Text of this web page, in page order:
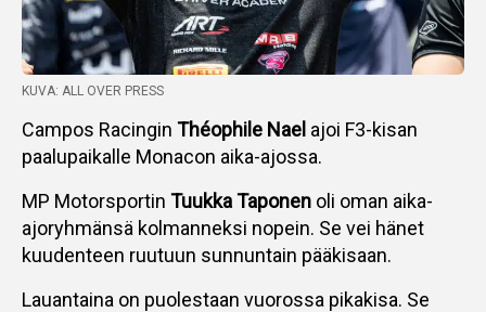
KUVA: ALL OVER PRESS
Campos Racingin Théophile Nael ajoi F3-kisan
paalupaikalle Monacon aika-ajossa.
MP Motorsportin Tuukka Taponen oli oman aika-
ajoryhmänsä kolmanneksi nopein. Se vei hänet
kuudenteen ruutuun sunnuntain pääkisaan.
Lauantaina on puolestaan vuorossa pikakisa. Se